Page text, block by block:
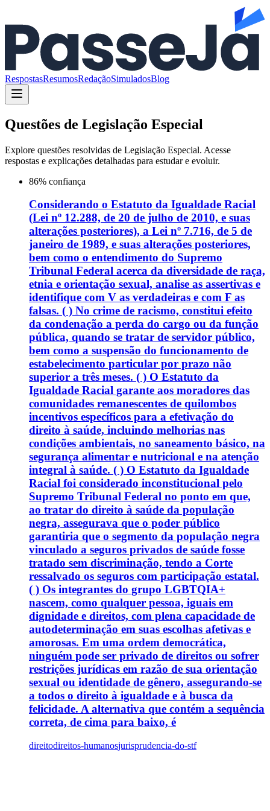
RespostasResumosRedaçãoSimuladosBlog
Questões de Legislação Especial
Explore questões resolvidas de Legislação Especial. Acesse
respostas e explicações detalhadas para estudar e evoluir.
86% confiança
Considerando o Estatuto da Igualdade Racial
(Lei nº 12.288, de 20 de julho de 2010, e suas
alterações posteriores), a Lei nº 7.716, de 5 de
janeiro de 1989, e suas alterações posteriores,
bem como o entendimento do Supremo
Tribunal Federal acerca da diversidade de raça,
etnia e orientação sexual, analise as assertivas e
identifique com V as verdadeiras e com F as
falsas. ( ) No crime de racismo, constitui efeito
da condenação a perda do cargo ou da função
pública, quando se tratar de servidor público,
bem como a suspensão do funcionamento de
estabelecimento particular por prazo não
superior a três meses. ( ) O Estatuto da
Igualdade Racial garante aos moradores das
comunidades remanescentes de quilombos
incentivos específicos para a efetivação do
direito à saúde, incluindo melhorias nas
condições ambientais, no saneamento básico, na
segurança alimentar e nutricional e na atenção
integral à saúde. ( ) O Estatuto da Igualdade
Racial foi considerado inconstitucional pelo
Supremo Tribunal Federal no ponto em que,
ao tratar do direito à saúde da população
negra, assegurava que o poder público
garantiria que o segmento da população negra
vinculado a seguros privados de saúde fosse
tratado sem discriminação, tendo a Corte
ressalvado os seguros com participação estatal.
( ) Os integrantes do grupo LGBTQIA+
nascem, como qualquer pessoa, iguais em
dignidade e direitos, com plena capacidade de
autodeterminação em suas escolhas afetivas e
amorosas. Em uma ordem democrática,
ninguém pode ser privado de direitos ou sofrer
restrições jurídicas em razão de sua orientação
sexual ou identidade de gênero, assegurando-se
a todos o direito à igualdade e à busca da
felicidade. A alternativa que contém a sequência
correta, de cima para baixo, é
direitodireitos-humanosjurisprudencia-do-stf